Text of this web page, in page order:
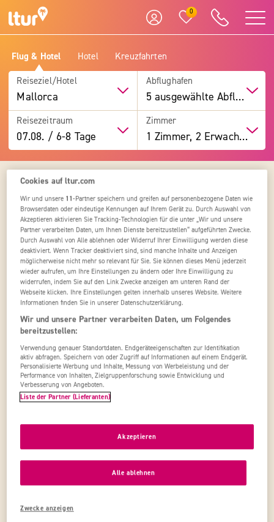
0
Flug & Hotel Hotel Kreuzfahrten
Reiseziel/Hotel
Mallorca
Abflughafen
5 ausgewählte Abflughäfen
Reisezeitraum
07.08. / 6-8 Tage
Zimmer
1 Zimmer, 2 Erwachsene
2 Hotelliste
Mallorca 1Hotel
Spanien Balearen Mallorca Region wählen
Filter
3
Deine Filter: alle löschen
ab Frühstück
576 Bew.
ab 1.535 €
Du hast 1 von 1 Angeboten gesehen
Cookies auf ltur.com
Wir und unsere 11-Partner speichern und greifen auf personenbezogene Daten wie
Browserdaten oder eindeutige Kennungen auf Ihrem Gerät zu. Durch Auswahl von
Akzeptieren aktivieren Sie Tracking-Technologien für die unter „Wir und unsere
Partner verarbeiten Daten, um Ihnen Dienste bereitzustellen“ aufgeführten Zwecke.
Durch Auswahl von Alle ablehnen oder Widerruf Ihrer Einwilligung werden diese
deaktiviert. Wenn Tracker deaktiviert sind, sind manche Inhalte und Anzeigen
möglicherweise nicht mehr so relevant für Sie. Sie können dieses Menü jederzeit
wieder aufrufen, um Ihre Einstellungen zu ändern oder Ihre Einwilligung zu
widerrufen, indem Sie auf den Link Zwecke anzeigen am unteren Rand der
Webseite klicken. Ihre Einstellungen gelten innerhalb unseres Website. Weitere
Informationen finden Sie in unserer Datenschutzerklärung.
Wir und unsere Partner verarbeiten Daten, um Folgendes
bereitzustellen:
Verwendung genauer Standortdaten. Endgeräteeigenschaften zur Identifikation
aktiv abfragen. Speichern von oder Zugriff auf Informationen auf einem Endgerät.
Personalisierte Werbung und Inhalte, Messung von Werbeleistung und der
Performance von Inhalten, Zielgruppenforschung sowie Entwicklung und
Verbesserung von Angeboten.
Liste der Partner (Lieferanten)
Zwecke anzeigen
Alle ablehnen
Akzeptieren